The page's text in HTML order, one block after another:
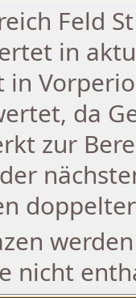
Feld
in
in
da
zur
nicht